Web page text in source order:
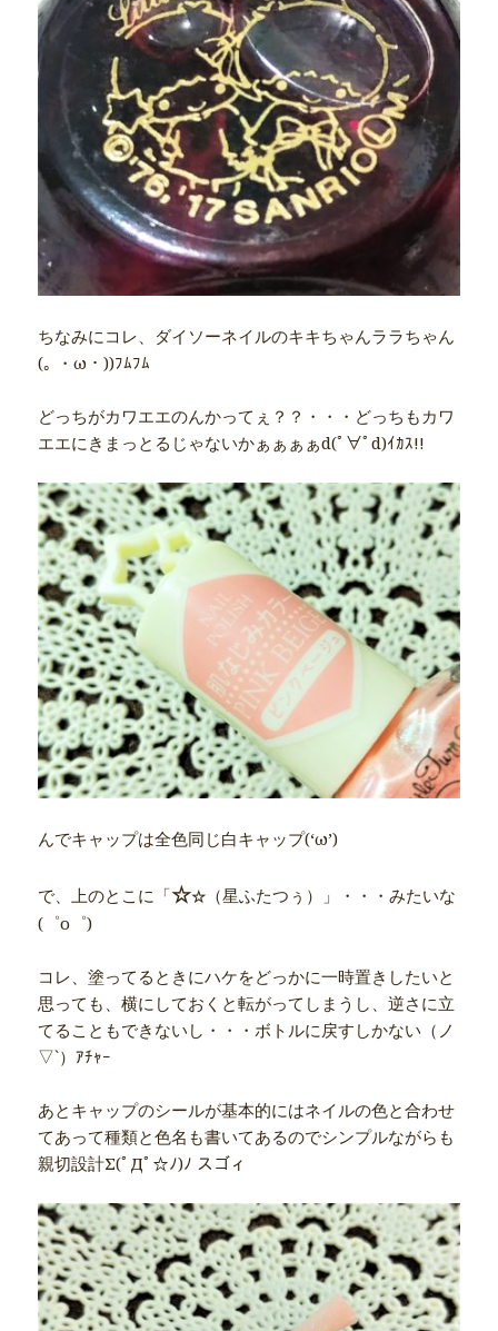
ちなみにコレ、ダイソーネイルのキキちゃんララちゃん
(｡ ・ω・))ﾌﾑﾌﾑ
どっちがカワエエのんかってぇ？？・・・どっちもカワ
エエにきまっとるじゃないかぁぁぁぁd(ﾟ∀ﾟd)ｲｶｽ!!
んでキャップは全色同じ白キャップ(‘ω’)
で、上のとこに「☆☆ （星ふたつぅ）」・・・みたいな
(゜o゜)
コレ、塗ってるときにハケをどっかに一時置きしたいと
思っても、横にしておくと転がってしまうし、逆さに立
てることもできないし・・・ボトルに戻すしかない（ノ
▽`）ｱﾁｬｰ
あとキャップのシールが基本的にはネイルの色と合わせ
てあって種類と色名も書いてあるのでシンプルながらも
親切設計Σ(ﾟДﾟ☆ﾉ)ﾉ スゴィ